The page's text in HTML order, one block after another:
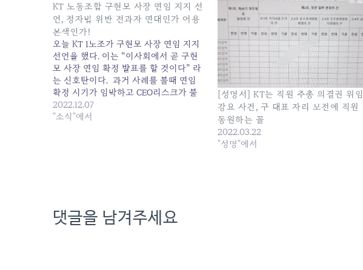
KT 노동조합 구현모 사장 연임 지지 선
언, 정자법 위반 전과자 연대인가 어용
본색인가!
오늘 KT 1노조가 구현모 사장 연임 지지
선언을 했다. 이는 “이사회에서 곧 구현
모 사장 연임 확정 발표를 할 것이다” 라
는 신호탄이다. 과거 사례를 볼때 연임
확정 시기가 임박하고 CEO리스크가 불
거져 연임 반대 여론이 높아질 즈음이면
제1노조는 다수임을 내세워 회장 연임을
2022.12.07
"소식"에서
[성명서] KT는 직원 주총 의결권 위임
강요 사건, 구 대표 자리 보전에 직원
동원하는 꼴
2022.03.22
"성명"에서
댓글을 남겨주세요